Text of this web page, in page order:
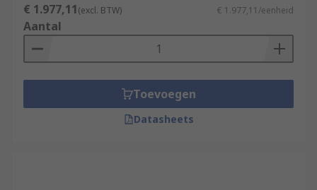
€ 1.977,11(excl. BTW) € 1.977,11/eenheid
Aantal
Toevoegen
Datasheets